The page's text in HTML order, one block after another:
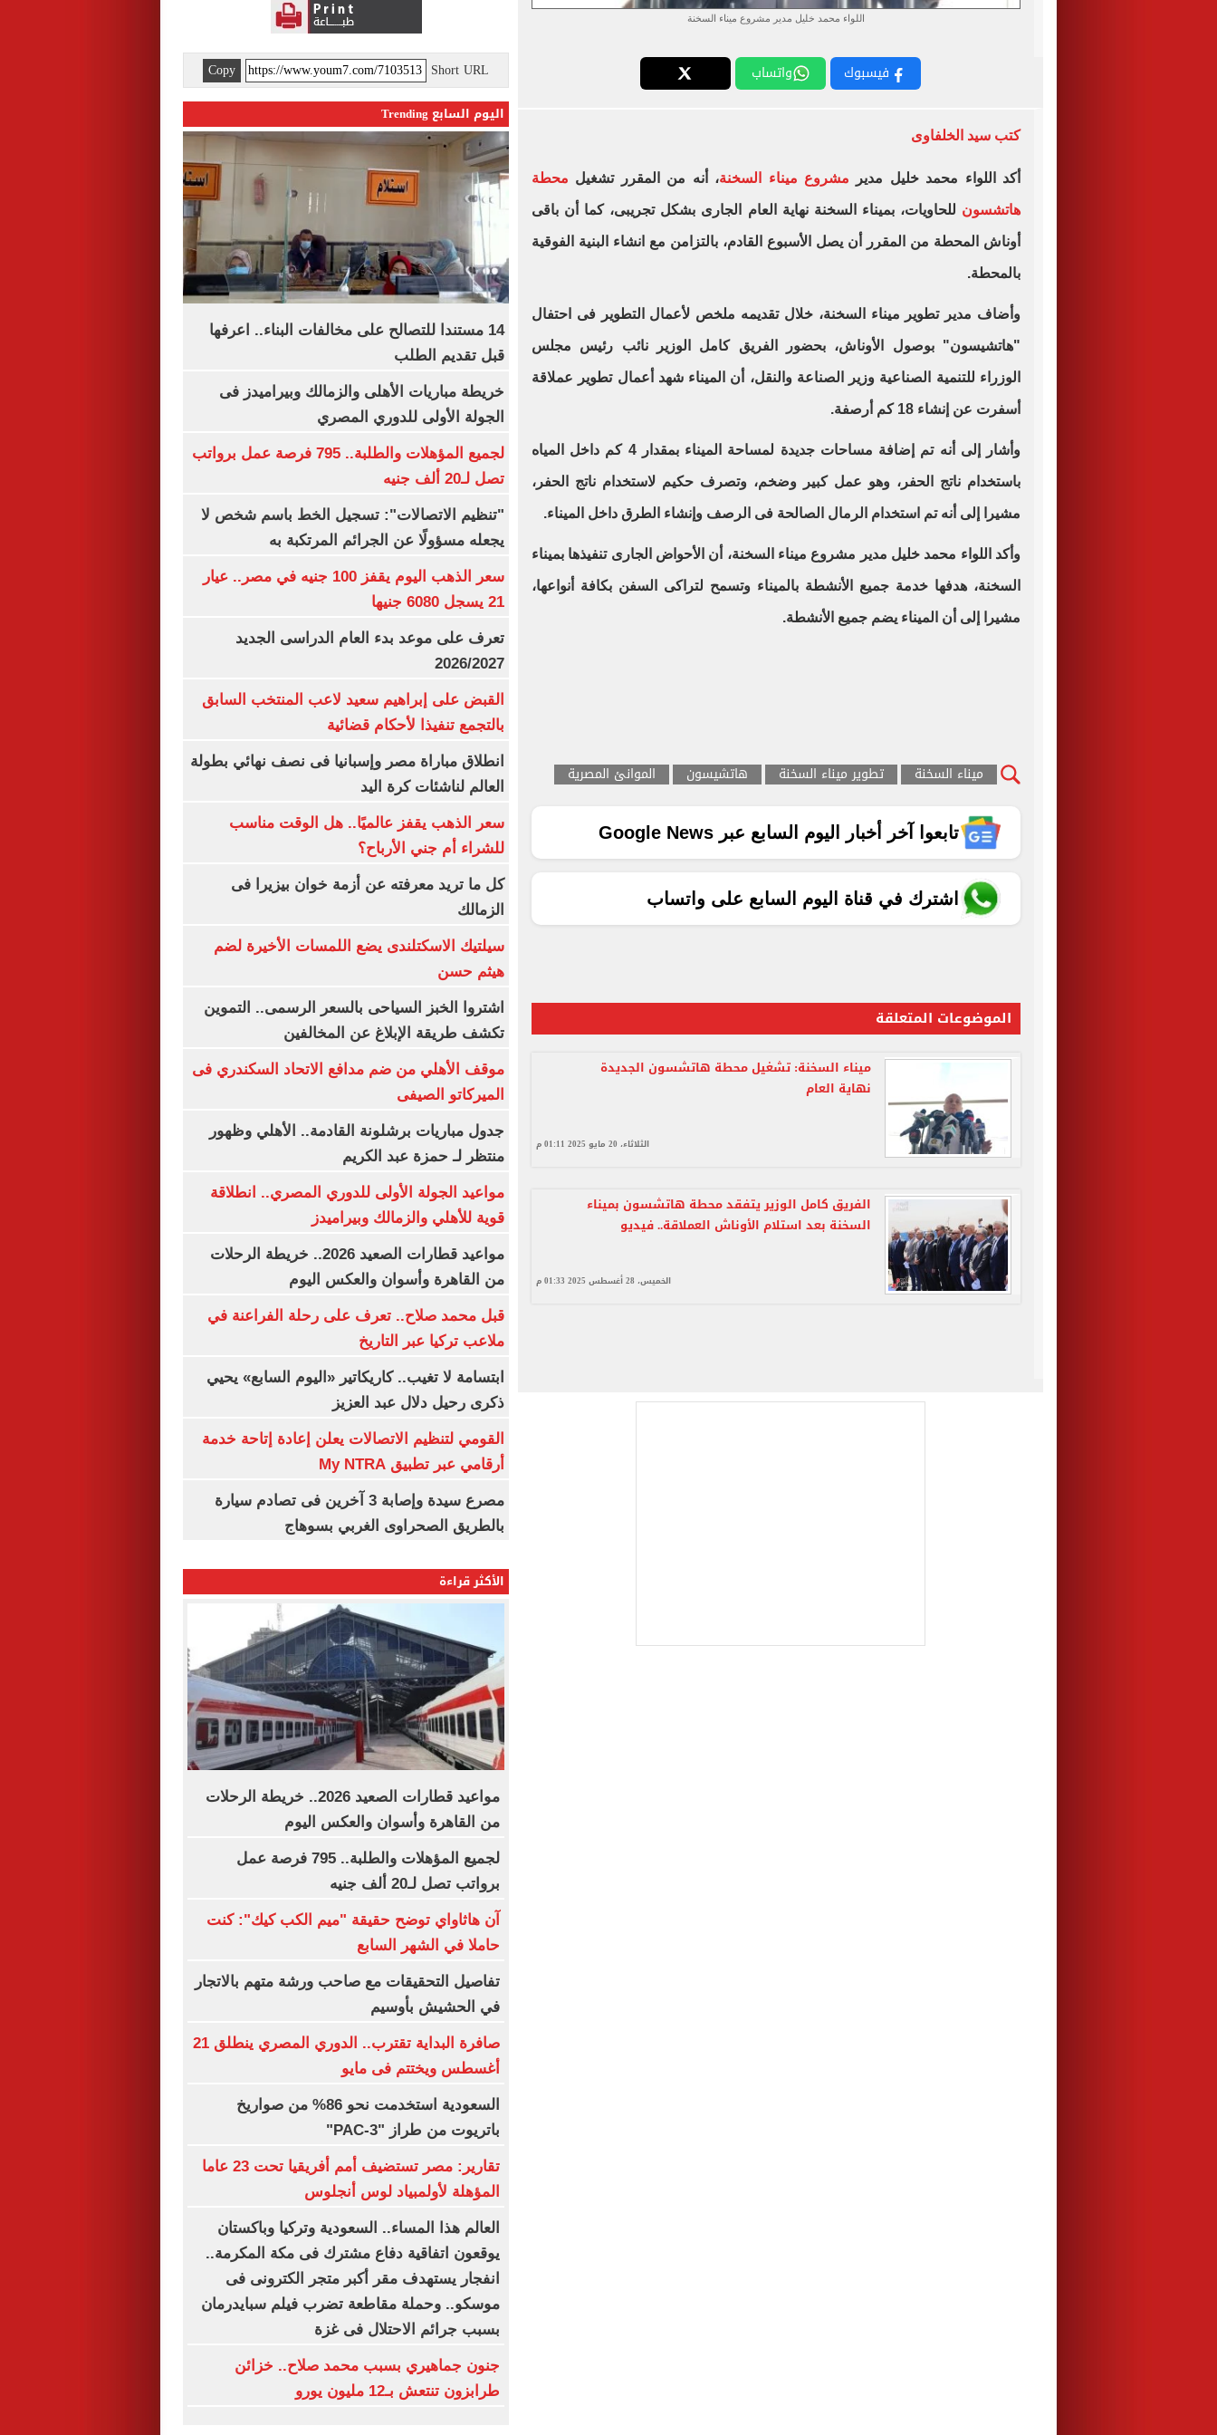
اللواء محمد خليل مدير مشروع ميناء السخنة
فيسبوك واتساب
كتب سيد الخلفاوى
أكد اللواء محمد خليل مدير مشروع ميناء السخنة، أنه من المقرر تشغيل محطة
هاتشسون للحاويات، بميناء السخنة نهاية العام الجارى بشكل تجريبى، كما أن باقى
أوناش المحطة من المقرر أن يصل الأسبوع القادم، بالتزامن مع انشاء البنية الفوقية
بالمحطة.
وأضاف مدير تطوير ميناء السخنة، خلال تقديمه ملخص لأعمال التطوير فى احتفال
"هاتشيسون" بوصول الأوناش، بحضور الفريق كامل الوزير نائب رئيس مجلس
الوزراء للتنمية الصناعية وزير الصناعة والنقل، أن الميناء شهد أعمال تطوير عملاقة
أسفرت عن إنشاء 18 كم أرصفة.
وأشار إلى أنه تم إضافة مساحات جديدة لمساحة الميناء بمقدار 4 كم داخل المياه
باستخدام ناتج الحفر، وهو عمل كبير وضخم، وتصرف حكيم لاستخدام ناتج الحفر،
مشيرا إلى أنه تم استخدام الرمال الصالحة فى الرصف وإنشاء الطرق داخل الميناء.
وأكد اللواء محمد خليل مدير مشروع ميناء السخنة، أن الأحواض الجارى تنفيذها بميناء
السخنة، هدفها خدمة جميع الأنشطة بالميناء وتسمح لتراكى السفن بكافة أنواعها،
مشيرا إلى أن الميناء يضم جميع الأنشطة.
ميناء السخنة تطوير ميناء السخنة هاتشيسون الموانئ المصرية
تابعوا آخر أخبار اليوم السابع عبر Google News
اشترك في قناة اليوم السابع على واتساب
الموضوعات المتعلقة
ميناء السخنة: تشغيل محطة هاتشسون الجديدة
نهاية العام
الثلاثاء، 20 مايو 2025 01:11 م
الفريق كامل الوزير يتفقد محطة هاتشسون بميناء
السخنة بعد استلام الأوناش العملاقة.. فيديو
الخميس، 28 أغسطس 2025 01:33 م
Short URL
Copy
اليوم السابع Trending
14 مستندا للتصالح على مخالفات البناء.. اعرفها
قبل تقديم الطلب
خريطة مباريات الأهلى والزمالك وبيراميدز فى
الجولة الأولى للدوري المصري
لجميع المؤهلات والطلبة.. 795 فرصة عمل برواتب
تصل لـ20 ألف جنيه
"تنظيم الاتصالات": تسجيل الخط باسم شخص لا
يجعله مسؤولًا عن الجرائم المرتكبة به
سعر الذهب اليوم يقفز 100 جنيه في مصر.. عيار
21 يسجل 6080 جنيها
تعرف على موعد بدء العام الدراسى الجديد
2026/2027
القبض على إبراهيم سعيد لاعب المنتخب السابق
بالتجمع تنفيذا لأحكام قضائية
انطلاق مباراة مصر وإسبانيا فى نصف نهائي بطولة
العالم لناشئات كرة اليد
سعر الذهب يقفز عالميًا.. هل الوقت مناسب
للشراء أم جني الأرباح؟
كل ما تريد معرفته عن أزمة خوان بيزيرا فى
الزمالك
سيلتيك الاسكتلندى يضع اللمسات الأخيرة لضم
هيثم حسن
اشتروا الخبز السياحى بالسعر الرسمى.. التموين
تكشف طريقة الإبلاغ عن المخالفين
موقف الأهلي من ضم مدافع الاتحاد السكندري فى
الميركاتو الصيفى
جدول مباريات برشلونة القادمة.. الأهلي وظهور
منتظر لـ حمزة عبد الكريم
مواعيد الجولة الأولى للدوري المصري.. انطلاقة
قوية للأهلي والزمالك وبيراميدز
مواعيد قطارات الصعيد 2026.. خريطة الرحلات
من القاهرة وأسوان والعكس اليوم
قبل محمد صلاح.. تعرف على رحلة الفراعنة في
ملاعب تركيا عبر التاريخ
ابتسامة لا تغيب.. كاريكاتير «اليوم السابع» يحيي
ذكرى رحيل دلال عبد العزيز
القومي لتنظيم الاتصالات يعلن إعادة إتاحة خدمة
أرقامي عبر تطبيق My NTRA
مصرع سيدة وإصابة 3 آخرين فى تصادم سيارة
بالطريق الصحراوى الغربي بسوهاج
الأكثر قراءة
مواعيد قطارات الصعيد 2026.. خريطة الرحلات
من القاهرة وأسوان والعكس اليوم
لجميع المؤهلات والطلبة.. 795 فرصة عمل
برواتب تصل لـ20 ألف جنيه
آن هاثاواي توضح حقيقة "ميم الكب كيك": كنت
حاملا في الشهر السابع
تفاصيل التحقيقات مع صاحب ورشة متهم بالاتجار
في الحشيش بأوسيم
صافرة البداية تقترب.. الدوري المصري ينطلق 21
أغسطس ويختتم فى مايو
السعودية استخدمت نحو 86% من صواريخ
باتريوت من طراز "PAC-3"
تقارير: مصر تستضيف أمم أفريقيا تحت 23 عاما
المؤهلة لأولمبياد لوس أنجلوس
العالم هذا المساء.. السعودية وتركيا وباكستان
يوقعون اتفاقية دفاع مشترك فى مكة المكرمة..
انفجار يستهدف مقر أكبر متجر الكترونى فى
موسكو.. وحملة مقاطعة تضرب فيلم سبايدرمان
بسبب جرائم الاحتلال فى غزة
جنون جماهيري بسبب محمد صلاح.. خزائن
طرابزون تنتعش بـ12 مليون يورو